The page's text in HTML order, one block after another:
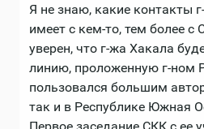
Я не знаю, какие контакты
имеет с кем-то, тем более
уверен, что г-жа Хакала
линию, проложенную г-ном
пользовался большим
так и в Республике Южная